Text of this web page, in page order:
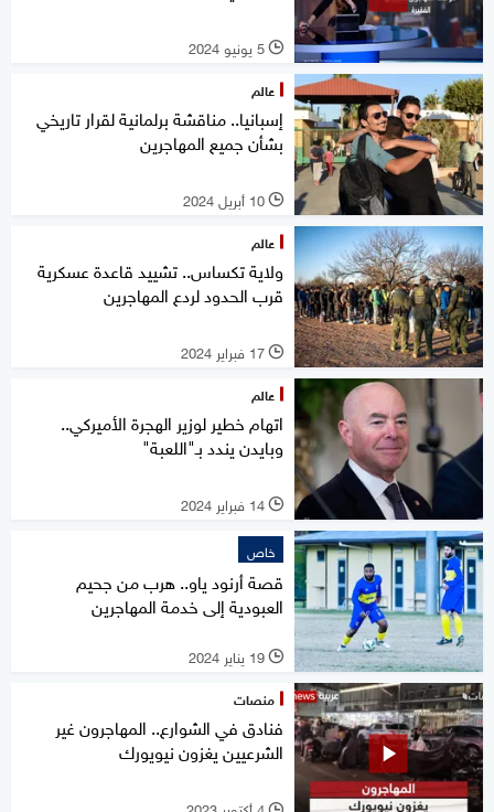
l 5 يونيو 2024
عالم
إسبانيا.. مناقشة برلمانية لقرار تاريخي
بشأن جميع المهاجرين
l 10 أبريل 2024
عالم
ولاية تكساس.. تشييد قاعدة عسكرية
قرب الحدود لردع المهاجرين
l 17 فبراير 2024
عالم
اتهام خطير لوزير الهجرة الأميركي..
وبايدن يندد بـ"اللعبة"
l 14 فبراير 2024
خاص
قصة أرنود ياو.. هرب من جحيم
العبودية إلى خدمة المهاجرين
l 19 يناير 2024
منصات
فنادق في الشوارع.. المهاجرون غير
الشرعيين يغزون نيويورك
l